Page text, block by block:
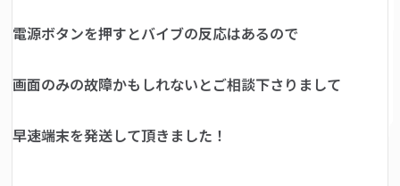
電源ボタンを押すとバイブの反応はあるので
画面のみの故障かもしれないとご相談下さりまして
早速端末を発送して頂きました！